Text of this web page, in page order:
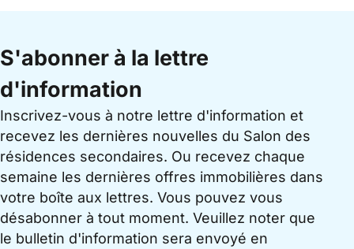
S'abonner à la lettre
d'information
Inscrivez-vous à notre lettre d'information et
recevez les dernières nouvelles du Salon des
résidences secondaires. Ou recevez chaque
semaine les dernières offres immobilières dans
votre boîte aux lettres. Vous pouvez vous
désabonner à tout moment. Veuillez noter que
le bulletin d'information sera envoyé en